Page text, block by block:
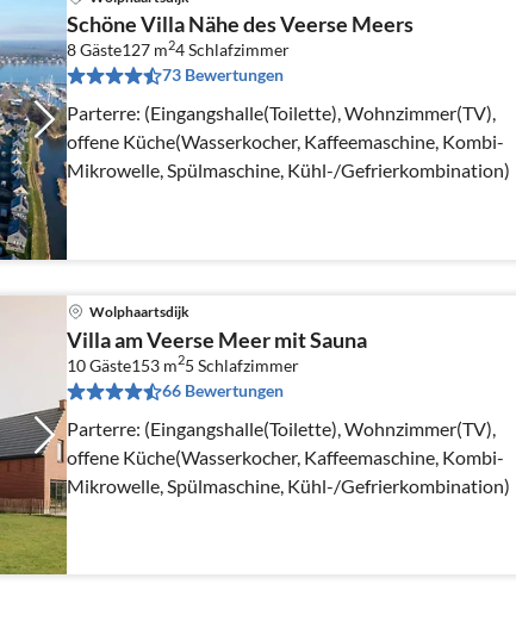
Schöne Villa Nähe des Veerse Meers
8 Gäste127 m24Schlafzimmer
73 Bewertungen
Parterre: (Eingangshalle(Toilette), Wohnzimmer(TV),
offene Küche(Wasserkocher, Kaffeemaschine, Kombi-
Mikrowelle, Spülmaschine, Kühl-/Gefrierkombination)
Wolphaartsdijk
Villa am Veerse Meer mit Sauna
10 Gäste153 m25 Schlafzimmer
66 Bewertungen
Parterre: (Eingangshalle(Toilette), Wohnzimmer(TV),
offene Küche(Wasserkocher, Kaffeemaschine, Kombi-
Mikrowelle, Spülmaschine, Kühl-/Gefrierkombination)